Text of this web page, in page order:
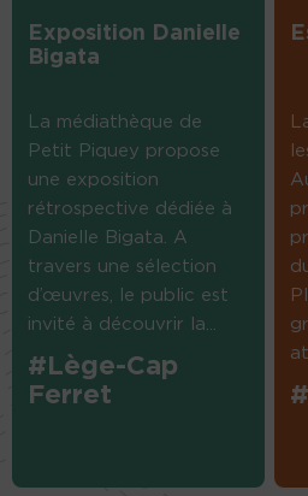
Exposition Danielle
Bigata
La médiathèque de
Petit Piquey propose
une exposition
rétrospective dédiée à
Danielle Bigata. A
travers une sélection
d’œuvres, le public est
invité à découvrir la...
#Lège-Cap
Ferret